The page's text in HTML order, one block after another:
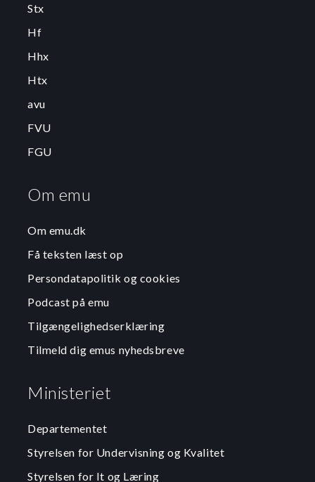
Stx
Hf
Hhx
Htx
avu
FVU
FGU
Om emu
Om emu.dk
Få teksten læst op
Persondatapolitik og cookies
Podcast på emu
Tilgængelighedserklæring
Tilmeld dig emus nyhedsbreve
Ministeriet
Departementet
Styrelsen for Undervisning og Kvalitet
Styrelsen for It og Læring